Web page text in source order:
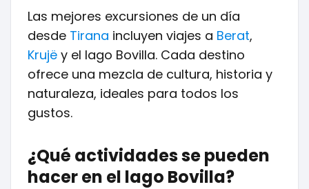
Las mejores excursiones de un día
desde Tirana incluyen viajes a Berat,
Krujë y el lago Bovilla. Cada destino
ofrece una mezcla de cultura, historia y
naturaleza, ideales para todos los
gustos.
¿Qué actividades se pueden
hacer en el lago Bovilla?